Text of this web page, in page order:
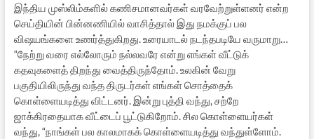
இந்திய முஸ்லிம்களில் கணிசமானவர்கள் வரவேற்றுள்ளனர் என்ற
செய்தியின் பின்னணியில் வாசித்தால் இது நமக்குப் பல
விஷயங்களை உணர்த்துகிறது. உரையாடல் நடந்தபடியே வருமாறு…
“நேற்று வரை எல்லோரும் நல்லவரே என்று எங்கள் வீட்டுக்
கதவுகளைத் திறந்து வைத்திருந்தோம். உலகின் வேறு
பகுதியிலிருந்து வந்த திருடர்கள் எங்கள் சொத்தைக்
கொள்ளையடித்து விட்டனர். இன்று புத்தி வந்து, சற்றே
ஜாக்கிரதையாக வீட்டைப் பூட்டுகிறோம். சில கொள்ளையர்கள்
வந்து, “நாங்கள் பல காலமாகக் கொள்ளையடித்து வந்துள்ளோம்.